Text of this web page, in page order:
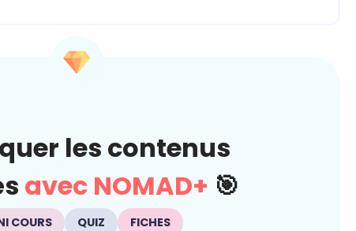
les contenus
avec NOMAD+ 🎯
COURS QUIZ FICHES